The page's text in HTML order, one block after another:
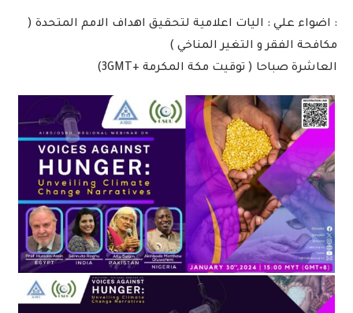
: اضواء علي : اليات اعلامية لتحقيق اهداف الامم المتحدة (
مكافحة الفقر و التغير المناخي )
العاشرة صباحا ( توقيت مكة المكرمة +3GMT)